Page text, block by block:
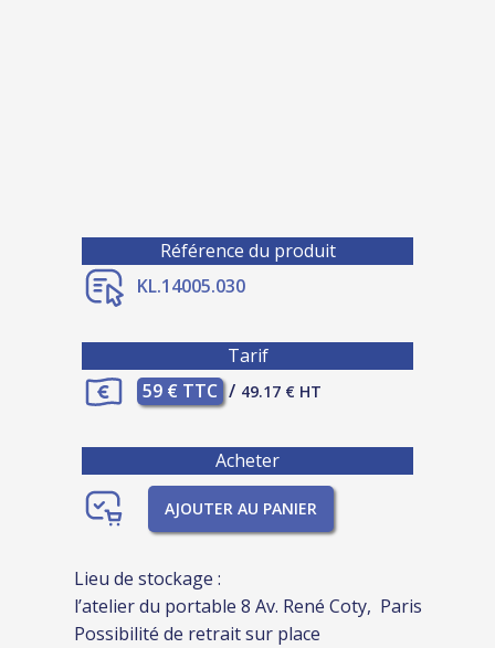
Référence du produit
KL.14005.030
Tarif
59 € TTC / 49.17 € HT
Acheter
AJOUTER AU PANIER
Lieu de stockage :
l’atelier du portable 8 Av. René Coty, Paris
Possibilité de retrait sur place